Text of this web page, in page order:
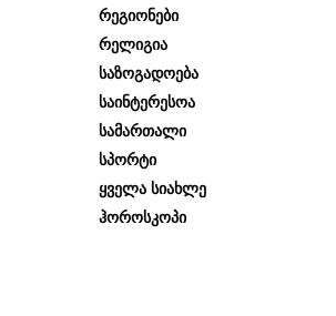
Რეგიონები
Რელიგია
Საზოგადოება
Საინტერესოა
Სამართალი
Სპორტი
Ყველა Სიახლე
Ჰოროსკოპი